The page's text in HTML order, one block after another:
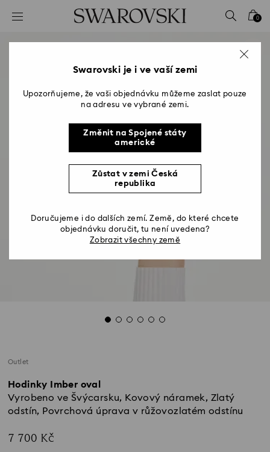
Seznam přístupových kódů 0
Outlet
Hodinky Imber oval
Vyrobeno ve Švýcarsku, Kovový náramek, Zlatý
odstín, Povrchová úprava v růžovozlatém odstínu
7 700 Kč
Swarovski je i ve vaší zemi
Upozorňujeme, že vaši objednávku můžeme zaslat pouze
na adresu ve vybrané zemi.
Změnit na Spojené státy
americké
Zůstat v zemi Česká
republika
Doručujeme i do dalších zemí. Země, do které chcete
objednávku doručit, tu není uvedena?
Zobrazit všechny země